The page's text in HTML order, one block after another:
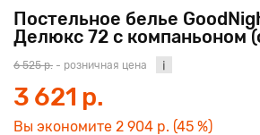
Постельное белье
Делюкс 72 с компаньоном
6 525 р. - розничная цена
3 621 р.
Вы экономите 2 904 р. (45 %)